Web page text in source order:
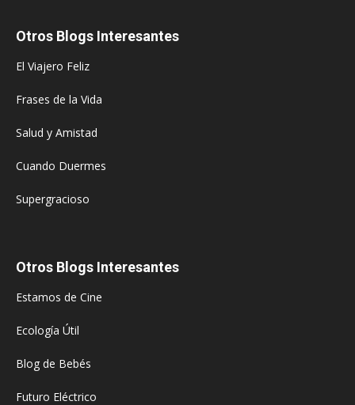
Otros Blogs Interesantes
El Viajero Feliz
Frases de la Vida
Salud y Amistad
Cuando Duermes
Supergracioso
Otros Blogs Interesantes
Estamos de Cine
Ecología Útil
Blog de Bebés
Futuro Eléctrico